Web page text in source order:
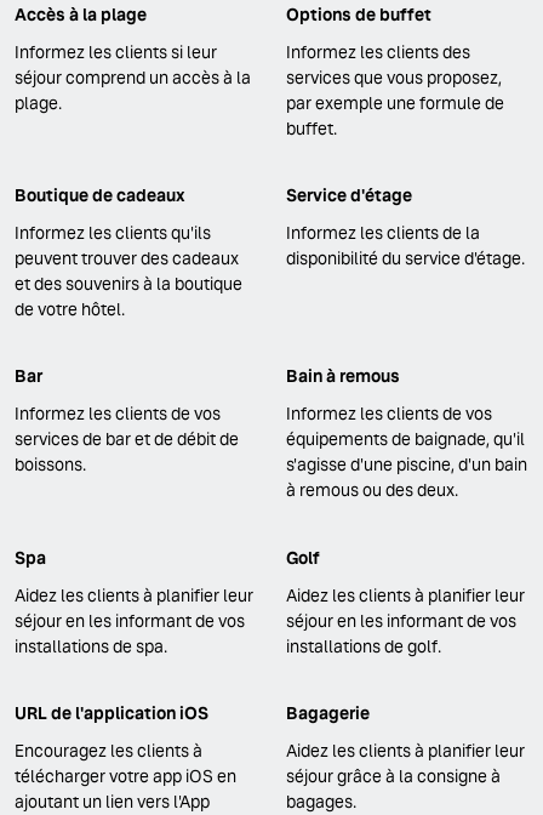
Accès à la plage
Informez les clients si leur
séjour comprend un accès à la
plage.
Options de buffet
Informez les clients des
services que vous proposez,
par exemple une formule de
buffet.
Boutique de cadeaux
Informez les clients qu'ils
peuvent trouver des cadeaux
et des souvenirs à la boutique
de votre hôtel.
Service d'étage
Informez les clients de la
disponibilité du service d'étage.
Bar
Informez les clients de vos
services de bar et de débit de
boissons.
Bain à remous
Informez les clients de vos
équipements de baignade, qu'il
s'agisse d'une piscine, d'un bain
à remous ou des deux.
Spa
Aidez les clients à planifier leur
séjour en les informant de vos
installations de spa.
Golf
Aidez les clients à planifier leur
séjour en les informant de vos
installations de golf.
URL de l'application iOS
Encouragez les clients à
télécharger votre app iOS en
ajoutant un lien vers l'App
Bagagerie
Aidez les clients à planifier leur
séjour grâce à la consigne à
bagages.